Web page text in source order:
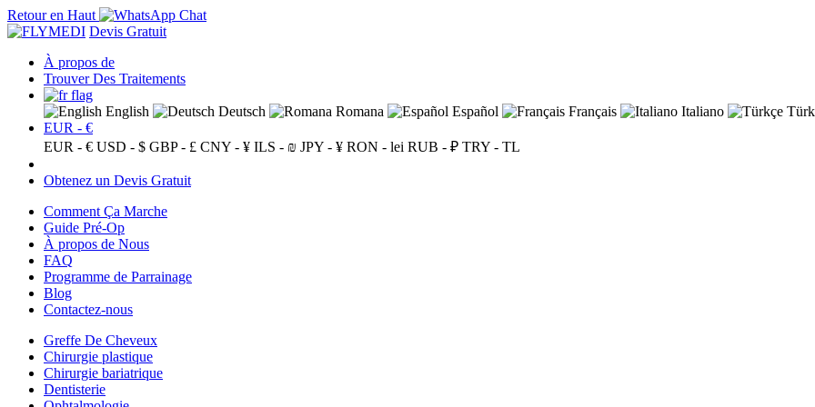
Retour en Haut
Devis Gratuit
À propos de
Trouver Des Traitements
English Deutsch Romana Español Français Italiano
EUR - €
EUR - € USD - $ GBP - £ CNY - ¥ ILS - ₪ JPY - ¥ RON - lei RUB - ₽ TRY - TL
Obtenez un Devis Gratuit
Comment Ça Marche
Guide Pré-Op
À propos de Nous
FAQ
Programme de Parrainage
Blog
Contactez-nous
Greffe De Cheveux
Chirurgie plastique
Chirurgie bariatrique
Dentisterie